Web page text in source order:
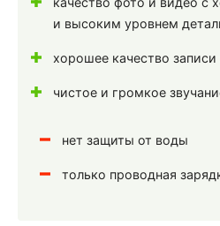
и высоким уровнем
хорошее качество записи
чистое и громкое
нет защиты от воды
только проводная